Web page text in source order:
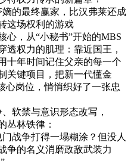
嫡的最终赢家，比汉弗莱还成
这场权利的游戏
心，从“小秘书”开始的MBS
透权力的肌理：靠近国王，
十年时间记住父亲的每一个
关键项目，把新一代懂金
心岗位，悄悄织好了一张忠
软禁与意识形态改写，
丛林铁律：
战争打得一塌糊涂？但没人
争的名义消磨政敌武装力